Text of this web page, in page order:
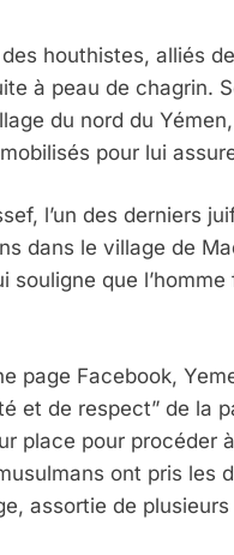
houthistes, alliés
à peau de chagrin.
du nord du
pour lui
l’un des derniers
dans le village de
souligne que
page Facebook,
et de respect” de la
place pour procéder
ont pris les
assortie de